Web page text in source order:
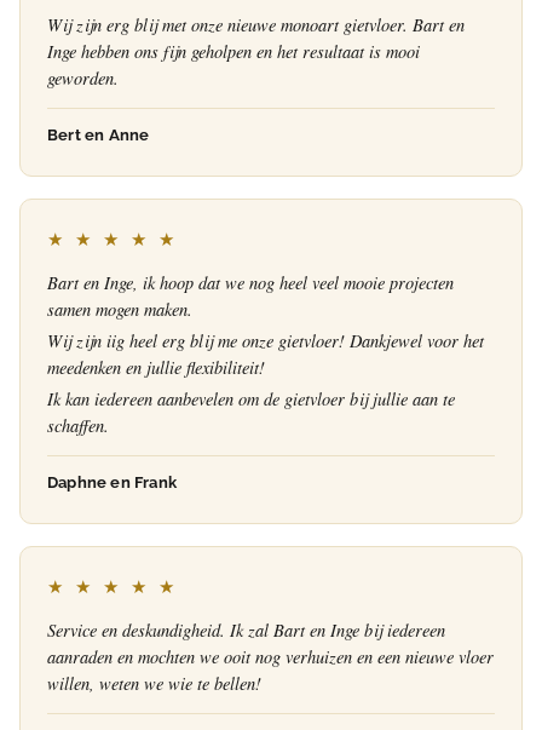
Wij zijn erg blij met onze nieuwe monoart gietvloer. Bart en
Inge hebben ons fijn geholpen en het resultaat is mooi
geworden.
Bert en Anne
★ ★ ★ ★ ★
Bart en Inge, ik hoop dat we nog heel veel mooie projecten
samen mogen maken.
Wij zijn iig heel erg blij me onze gietvloer! Dankjewel voor het
meedenken en jullie flexibiliteit!
Ik kan iedereen aanbevelen om de gietvloer bij jullie aan te
schaffen.
Daphne en Frank
★ ★ ★ ★ ★
Service en deskundigheid. Ik zal Bart en Inge bij iedereen
aanraden en mochten we ooit nog verhuizen en een nieuwe vloer
willen, weten we wie te bellen!